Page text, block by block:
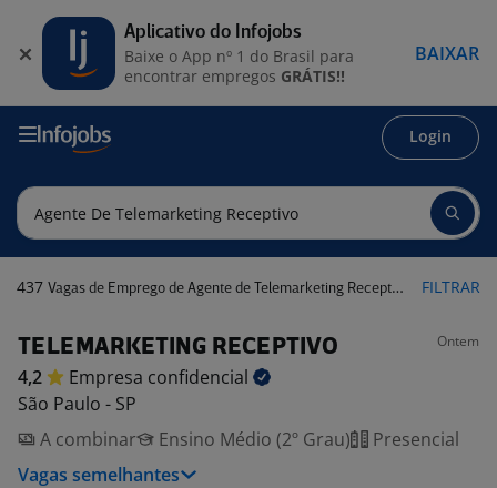
Login
437 Vagas de Emprego de Agente de Telemarketing Receptivo FILTRAR
TELEMARKETING RECEPTIVO Ontem
4,2 Empresa confidencial
São Paulo - SP
A combinar
Ensino Médio (2º Grau)
Presencial
Vagas semelhantes
Aplicativo do Infojobs
Baixe o App nº 1 do Brasil para
encontrar empregos GRÁTIS!!
BAIXAR